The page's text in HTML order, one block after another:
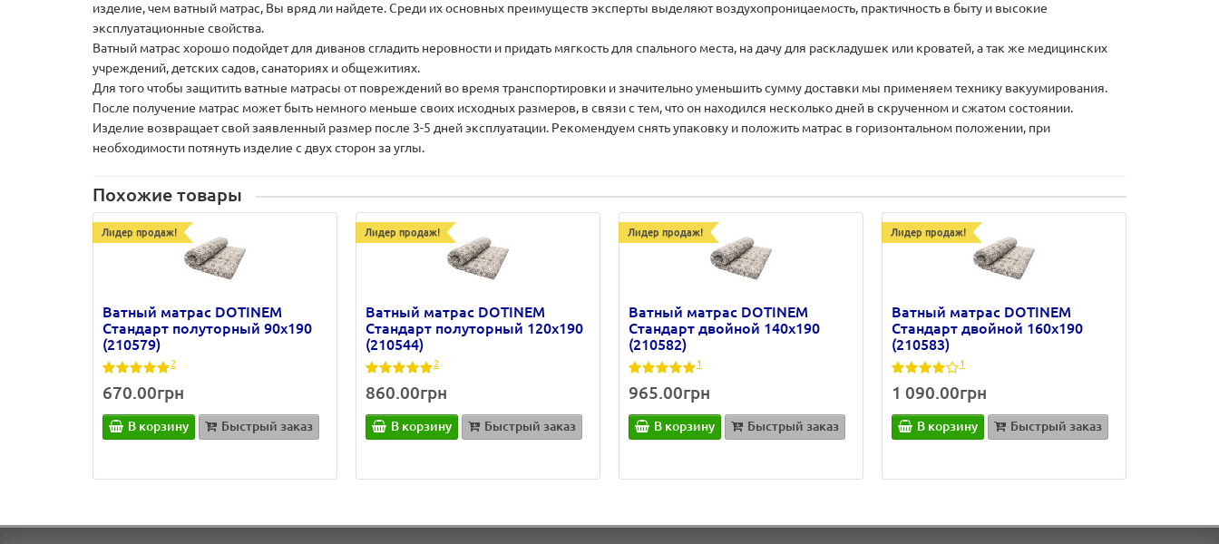
изделие, чем ватный матрас, Вы вряд ли найдете. Среди их основных преимуществ эксперты выделяют воздухопроницаемость, практичность в быту и высокие
эксплуатационные свойства.
Ватный матрас хорошо подойдет для диванов сгладить неровности и придать мягкость для спального места, на дачу для раскладушек или кроватей, а так же медицинских
учреждений, детских садов, санаториях и общежитиях.
Для того чтобы защитить ватные матрасы от повреждений во время транспортировки и значительно уменьшить сумму доставки мы применяем технику вакуумирования.
После получение матрас может быть немного меньше своих исходных размеров, в связи с тем, что он находился несколько дней в скрученном и сжатом состоянии.
Изделие возвращает свой заявленный размер после 3-5 дней эксплуатации. Рекомендуем снять упаковку и положить матрас в горизонтальном положении, при
необходимости потянуть изделие с двух сторон за углы.
Похожие товары
Лидер продаж!
Ватный матрас DOTINEM
Стандарт полуторный 90х190
(210579)
2
670.00грн
В корзину Быстрый заказ
Лидер продаж!
Ватный матрас DOTINEM
Стандарт полуторный 120х190
(210544)
2
860.00грн
В корзину Быстрый заказ
Лидер продаж!
Ватный матрас DOTINEM
Стандарт двойной 140х190
(210582)
1
965.00грн
В корзину Быстрый заказ
Лидер продаж!
Ватный матрас DOTINEM
Стандарт двойной 160х190
(210583)
1
1 090.00грн
В корзину Быстрый заказ